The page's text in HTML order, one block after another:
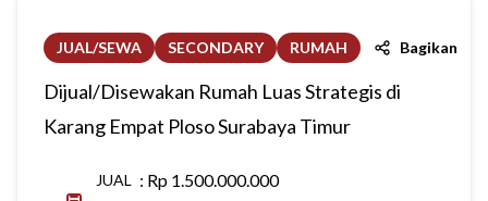
JUAL/SEWA SECONDARY RUMAH Bagikan
Dijual/Disewakan Rumah Luas Strategis di
Karang Empat Ploso Surabaya Timur
JUAL : Rp 1.500.000.000